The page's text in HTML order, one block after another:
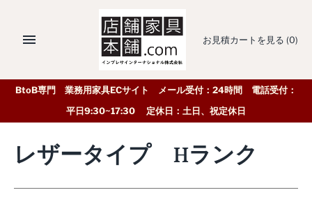
お見積カートを見る (0)
BtoB専門 業務用家具ECサイト メール受付：24時間 電話受付：
平日9:30~17:30 定休日：土日、祝定休日
レザータイプ Hランク